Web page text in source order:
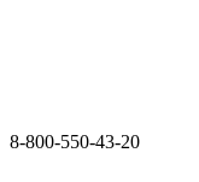
8-800-550-43-20